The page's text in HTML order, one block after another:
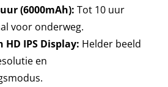
(6000mAh): Tot 10 uur
voor onderweg.
IPS Display: Helder beeld
en